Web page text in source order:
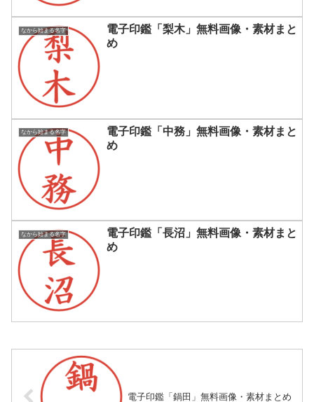
なから始まる名字
電子印鑑「梨木」無料画像・素材まと
め
なから始まる名字
電子印鑑「中務」無料画像・素材まと
め
なから始まる名字
電子印鑑「長沼」無料画像・素材まと
め
電子印鑑「鍋田」無料画像・素材まとめ